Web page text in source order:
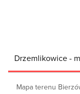
Drzemlikowice -
Mapa terenu